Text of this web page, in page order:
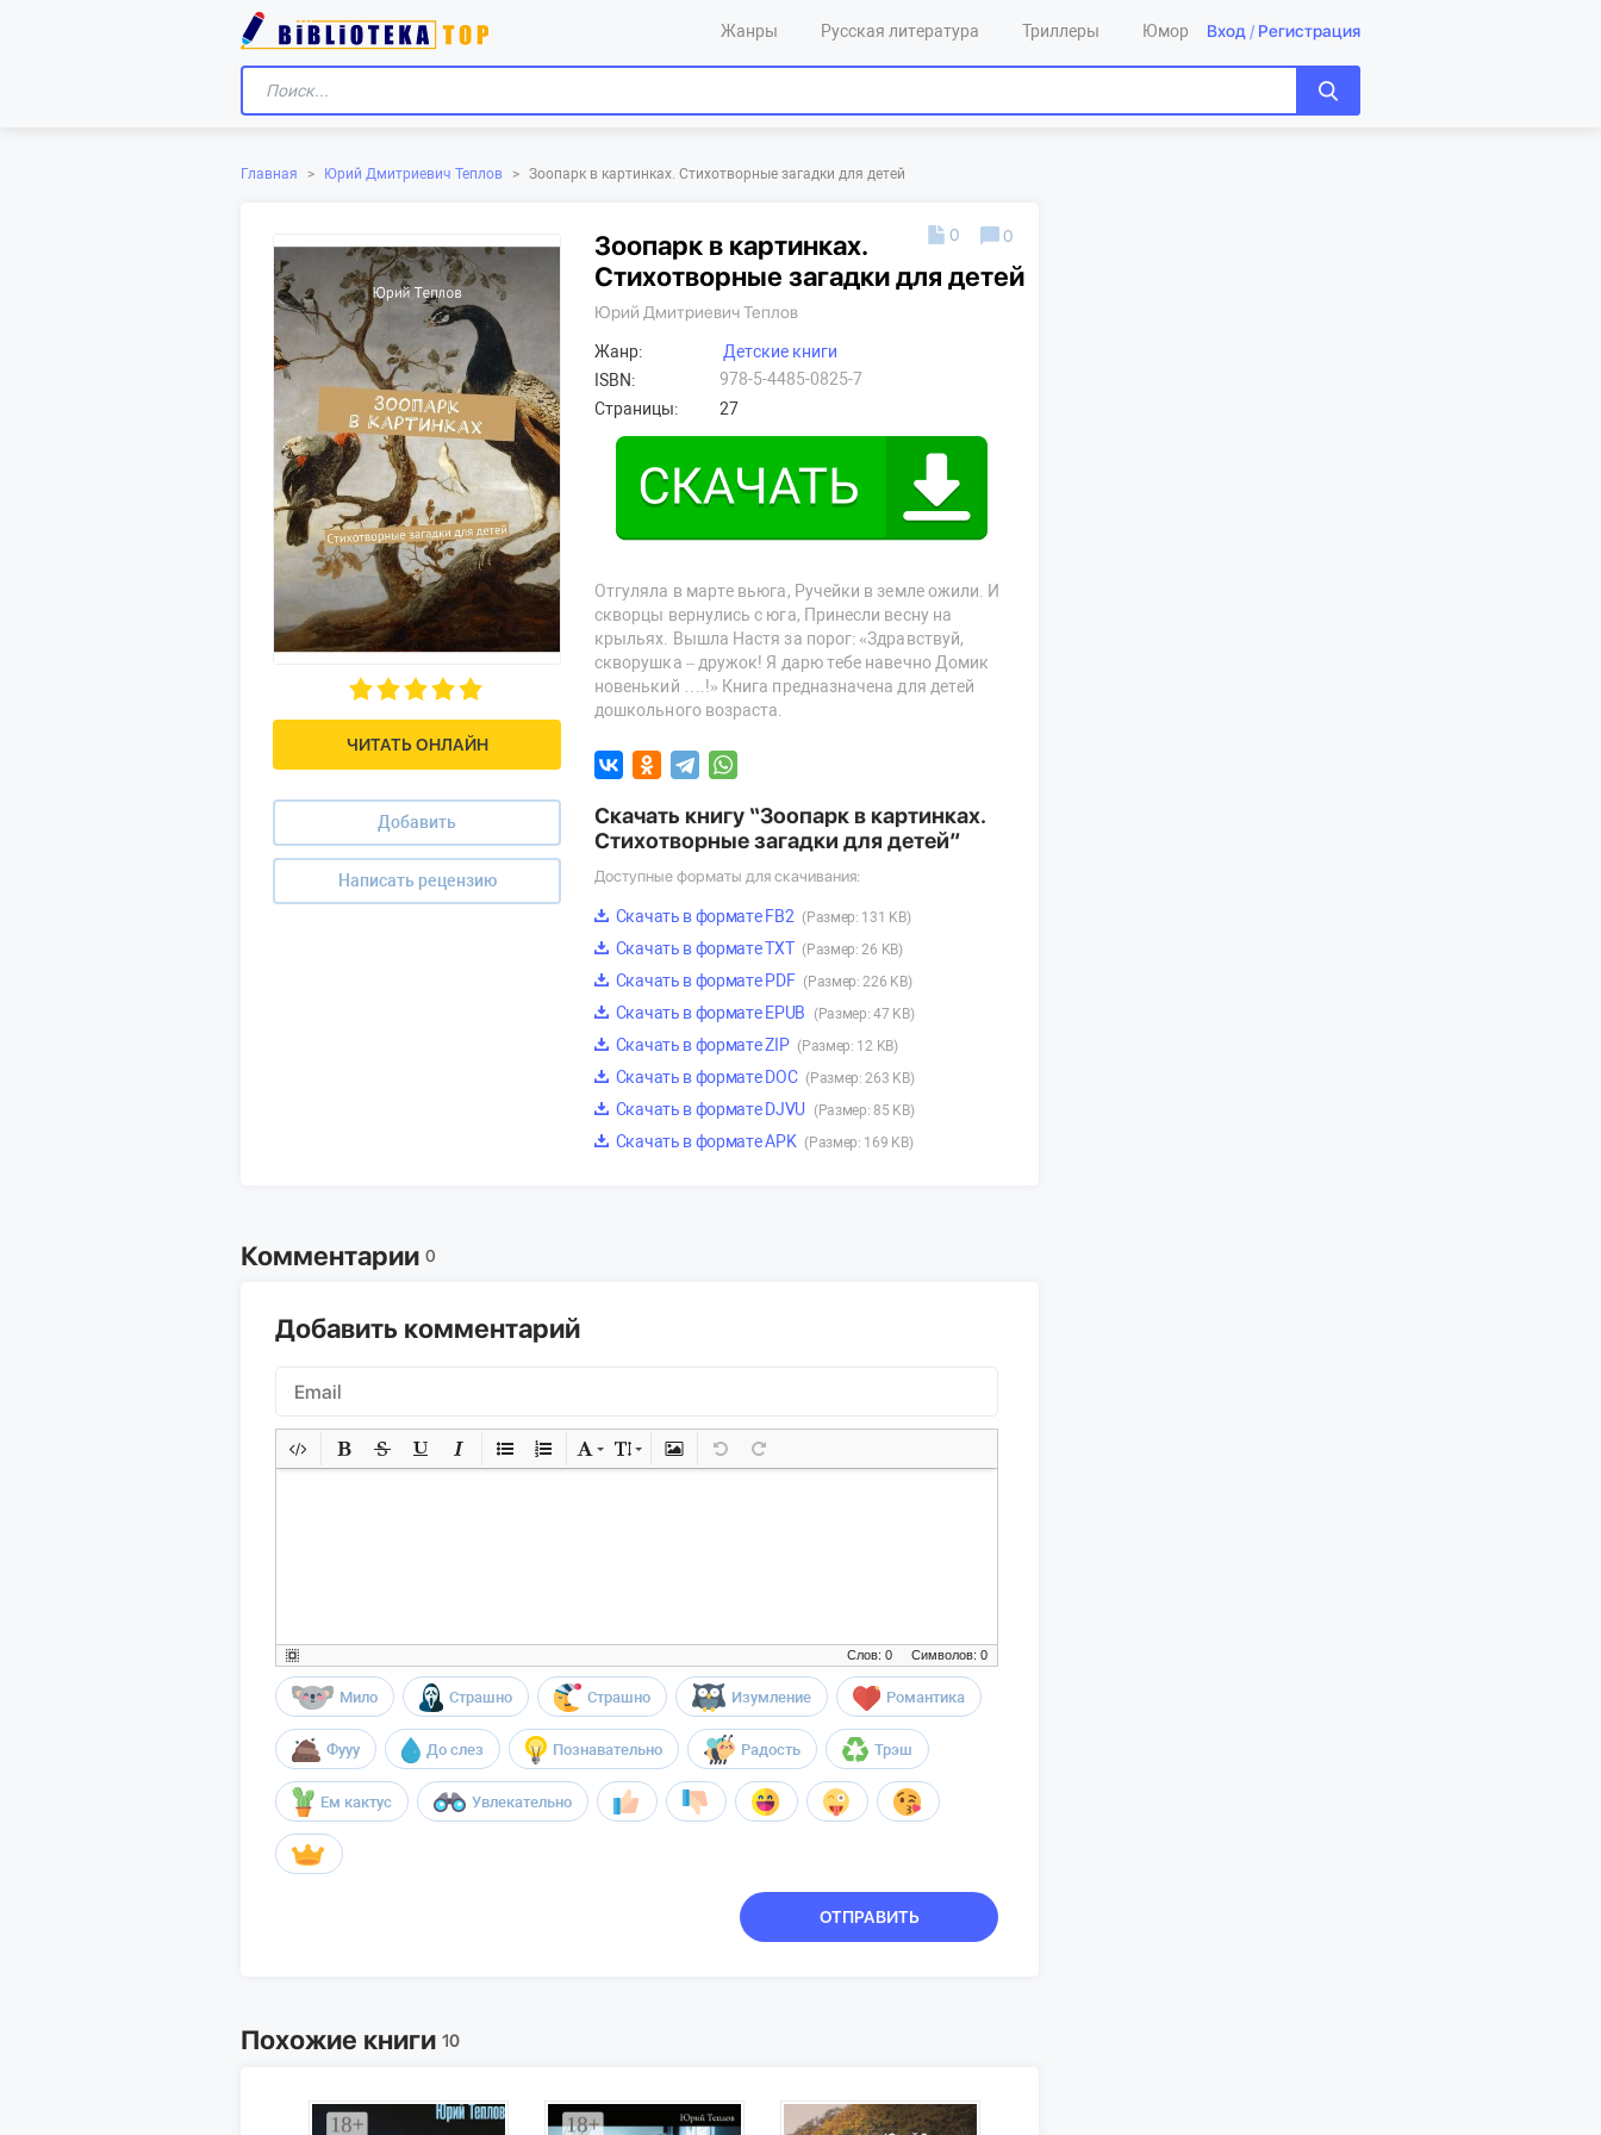
Жанры Русская литература Триллеры Юмор Вход / Регистрация
Главная > Юрий Дмитриевич Теплов > Зоопарк в картинках. Стихотворные загадки для детей
ЧИТАТЬ ОНЛАЙН
Добавить
Написать рецензию
Зоопарк в картинках.
Стихотворные загадки для детей
Юрий Дмитриевич Теплов
Жанр:
Детские книги
ISBN:
978-5-4485-0825-7
Страницы:
27
Отгуляла в марте вьюга, Ручейки в земле ожили. И
скворцы вернулись с юга, Принесли весну на
крыльях. Вышла Настя за порог: «Здравствуй,
скворушка – дружок! Я дарю тебе навечно Домик
новенький ….!» Книга предназначена для детей
дошкольного возраста.
0 0
Скачать книгу “Зоопарк в картинках.
Стихотворные загадки для детей”
Доступные форматы для скачивания:
Скачать в формате FB2 (Размер: 131 KB)
Скачать в формате TXT (Размер: 26 KB)
Скачать в формате PDF (Размер: 226 KB)
Скачать в формате EPUB (Размер: 47 KB)
Скачать в формате ZIP (Размер: 12 KB)
Скачать в формате DOC (Размер: 263 KB)
Скачать в формате DJVU (Размер: 85 KB)
Скачать в формате APK (Размер: 169 KB)
Комментарии 0
Добавить комментарий
Символов: 0
Слов: 0
Мило Страшно Страшно Изумление Романтика
Фууу До слез Познавательно Радость Трэш
Ем кактус Увлекательно
ОТПРАВИТЬ
Похожие книги 10